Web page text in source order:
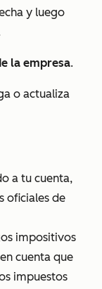
y luego
la empresa.
o actualiza
a tu cuenta,
oficiales de
impositivos
cuenta que
impuestos